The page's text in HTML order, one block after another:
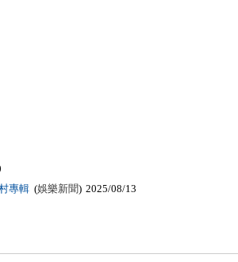
專輯 (娛樂新聞) 2025/08/13